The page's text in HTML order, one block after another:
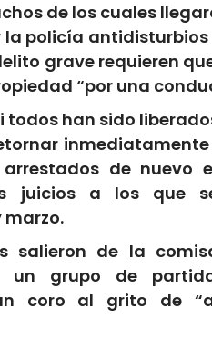
de los cuales
policía
grave requieren
“por una
todos han sido
de nuevo
juicios a los que
marzo.
salieron de la
un grupo de
coro al grito de